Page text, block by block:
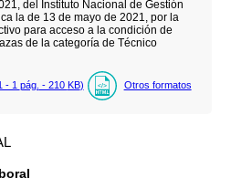
del Instituto Nacional de Gestión
la de 13 de mayo de 2021, por la
para acceso a la condición de
de la categoría de Técnico
- 1 pág. - 210 KB) Otros formatos